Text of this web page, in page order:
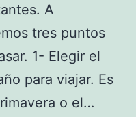
A
tres puntos
1- Elegir el
para viajar. Es
o el…